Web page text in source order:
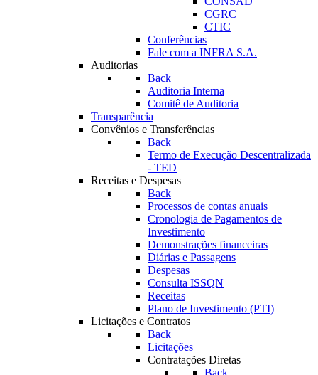
CGRC
CTIC
Conferências
Fale com a INFRA S.A.
Auditorias
Back
Auditoria Interna
Comitê de Auditoria
Transparência
Convênios e Transferências
Back
Termo de Execução Descentralizada
- TED
Receitas e Despesas
Back
Processos de contas anuais
Cronologia de Pagamentos de
Investimento
Demonstrações financeiras
Diárias e Passagens
Despesas
Consulta ISSQN
Receitas
Plano de Investimento (PTI)
Licitações e Contratos
Back
Licitações
Contratações Diretas
Back